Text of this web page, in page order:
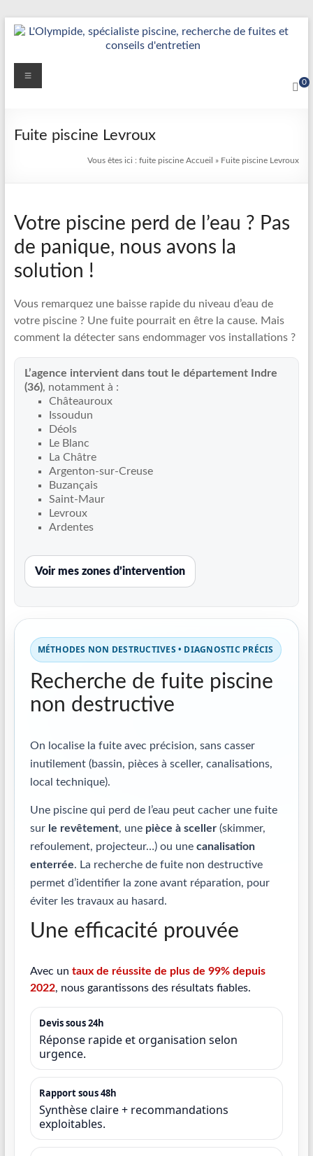
Aller
au
Détection
Réparation
Fuite
L’Olympide
—
Expert
France
Recherche
de
fuite
piscine
partout
réparation
canalisations
0
Menu
Fuite piscine Levroux
Vous êtes ici : fuite piscineAccueil » Fuite piscine Levroux
Votre piscine perd de l’eau ? Pas
de panique, nous avons la
solution !
Vous remarquez une baisse rapide du niveau d’eau de
votre piscine ? Une fuite pourrait en être la cause. Mais
comment la détecter sans endommager vos installations ?
L’agence intervient dans tout le département Indre
(36), notamment à :
Châteauroux
Issoudun
Déols
Le Blanc
La Châtre
Argenton-sur-Creuse
Buzançais
Saint-Maur
Levroux
Ardentes
Voir mes zones d’intervention
MÉTHODES NON DESTRUCTIVES • DIAGNOSTIC PRÉCIS
Recherche de fuite piscine
non destructive
On localise la fuite avec précision, sans casser
inutilement (bassin, pièces à sceller, canalisations,
local technique).
Une piscine qui perd de l’eau peut cacher une fuite
sur le revêtement, une pièce à sceller(skimmer,
refoulement, projecteur…) ou une canalisation
enterrée. La recherche de fuite non destructive
permet d’identifier la zone avant réparation, pour
éviter les travaux au hasard.
Une efficacité prouvée
Avec un taux de réussite de plus de 99% depuis
2022, nous garantissons des résultats fiables.
Devis sous 24h
Réponse rapide et organisation selon
urgence.
Rapport sous 48h
Synthèse claire + recommandations
exploitables.